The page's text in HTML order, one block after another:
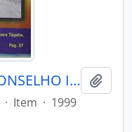
MENSAGEIRO - BELÉM CONSELHO INDIGENISTA MISSIONÁRIO - 1999 - Nº116
· Item · 1999